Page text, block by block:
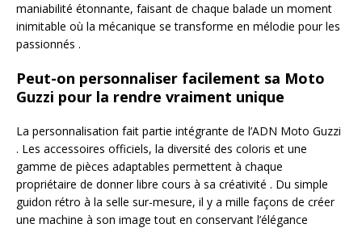
maniabilité étonnante, faisant de chaque balade un moment
inimitable où la mécanique se transforme en mélodie pour les
passionnés .
Peut-on personnaliser facilement sa Moto
Guzzi pour la rendre vraiment unique
La personnalisation fait partie intégrante de l’ADN Moto Guzzi
. Les accessoires officiels, la diversité des coloris et une
gamme de pièces adaptables permettent à chaque
propriétaire de donner libre cours à sa créativité . Du simple
guidon rétro à la selle sur-mesure, il y a mille façons de créer
une machine à son image tout en conservant l’élégance